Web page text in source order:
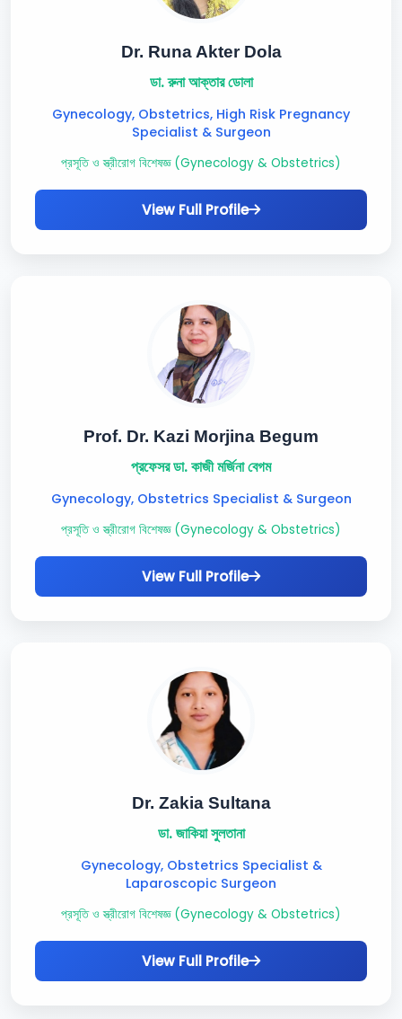
Dr. Runa Akter Dola
ডা. রুনা আক্তার ডোলা
Gynecology, Obstetrics, High Risk Pregnancy
Specialist & Surgeon
প্রসূতি ও স্ত্রীরোগ বিশেষজ্ঞ (Gynecology & Obstetrics)
View Full Profile
Prof. Dr. Kazi Morjina Begum
প্রফেসর ডা. কাজী মর্জিনা বেগম
Gynecology, Obstetrics Specialist & Surgeon
প্রসূতি ও স্ত্রীরোগ বিশেষজ্ঞ (Gynecology & Obstetrics)
View Full Profile
Dr. Zakia Sultana
ডা. জাকিয়া সুলতানা
Gynecology, Obstetrics Specialist &
Laparoscopic Surgeon
প্রসূতি ও স্ত্রীরোগ বিশেষজ্ঞ (Gynecology & Obstetrics)
View Full Profile